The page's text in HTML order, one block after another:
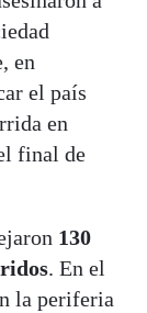
en
el país
en
final de
130
. En el
la periferia